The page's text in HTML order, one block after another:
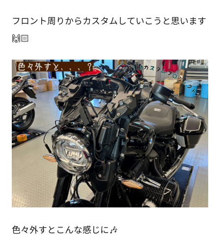
フロント周りからカスタムしていこうと思います
🙌🏻
色々外すとこんな感じに🎶